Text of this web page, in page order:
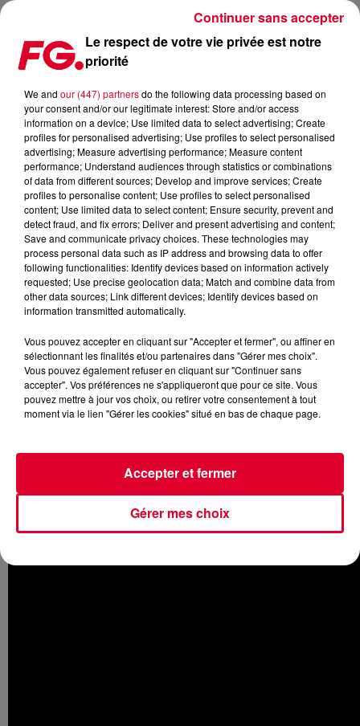
L’ÉNORME LIVE D’ALAN WALKER (VIDÉO)
Publié : 28 juin 2016 à 8h10 par La rédaction
Il y a quelques jours,Alan Walkerse produisait à Oslo en
live tourne déjà beaucoup sur le Net et pour cause, le jeune
producteur anglo-norvégien a mis le feu avec ses deux
tubesSing me to sleepetFaded. Le tout interprété par la
chanteuse norvégienneIselin Solheim
live:
Le respect de votre vie privée est notre
priorité
We and our (447) partnersdo the following data processing based on
your consent and/or our legitimate interest: Store and/or access
information on a device; Use limited data to select advertising; Create
profiles for personalised advertising; Use profiles to select personalised
advertising; Measure advertising performance; Measure content
performance; Understand audiences through statistics or combinations
of data from different sources; Develop and improve services; Create
profiles to personalise content; Use profiles to select personalised
content; Use limited data to select content; Ensure security, prevent and
detect fraud, and fix errors; Deliver and present advertising and content;
Save and communicate privacy choices. These technologies may
process personal data such as IP address and browsing data to offer
following functionalities: Identify devices based on information actively
requested; Use precise geolocation data; Match and combine data from
other data sources; Link different devices; Identify devices based on
information transmitted automatically.
Vous pouvez accepter en cliquant sur "Accepter et fermer", ou affiner en
sélectionnant les finalités et/ou partenaires dans "Gérer mes choix".
Vous pouvez également refuser en cliquant sur "Continuer sans
accepter". Vos préférences ne s'appliqueront que pour ce site. Vous
pouvez mettre à jour vos choix, ou retirer votre consentement à tout
moment via le lien "Gérer les cookies" situé en bas de chaque page.
Gérer mes choix
Accepter et fermer
Continuer sans accepter